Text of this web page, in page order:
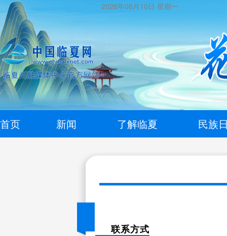
2026年08月10日 星期一
首页 新闻 了解临夏 民族
联系方式